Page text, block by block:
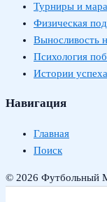
Турниры и
Физическая
Выносливость
Психология
Истории успеха
Навигация
Главная
Поиск
© 2026 Футбольный